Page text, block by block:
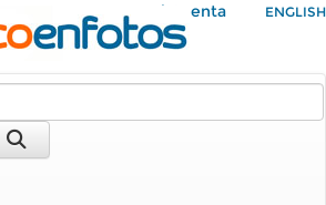
Mi Cuenta ENGLISH